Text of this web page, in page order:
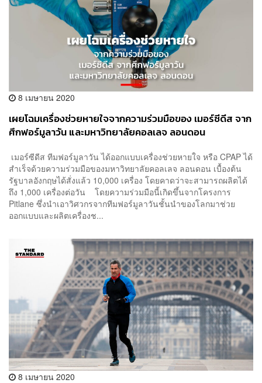
8 เมษายน 2020
เผยโฉมเครื่องช่วยหายใจจากความร่วมมือของ เมอร์ซีดีส จาก
ศึกฟอร์มูลาวัน และมหาวิทยาลัยคอลเลจ ลอนดอน
เมอร์ซีดีส ทีมฟอร์มูลาวัน ได้ออกแบบเครื่องช่วยหายใจ หรือ CPAP ได้
สำเร็จด้วยความร่วมมือของมหาวิทยาลัยคอลเลจ ลอนดอน เบื้องต้น
รัฐบาลอังกฤษได้สั่งแล้ว 10,000 เครื่อง โดยคาดว่าจะสามารถผลิตได้
ถึง 1,000 เครื่องต่อวัน โดยความร่วมมือนี้เกิดขึ้นจากโครงการ
Pitlane ซึ่งนำเอาวิศวกรจากทีมฟอร์มูลาวันชั้นนำของโลกมาช่วย
ออกแบบและผลิตเครื่องช...
8 เมษายน 2020